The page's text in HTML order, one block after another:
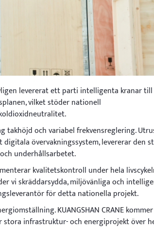
levererat ett parti intelligenta kranar
vilket stöder nationell
takhöjd och variabel frekvensreglering.
övervakningssystem, levererar den
underhållsarbetet.
kvalitetskontroll under hela
vi skräddarsydda, miljövänliga och
för detta nationella projekt.
KUANGSHAN CRANE
infrastruktur- och energiprojekt över